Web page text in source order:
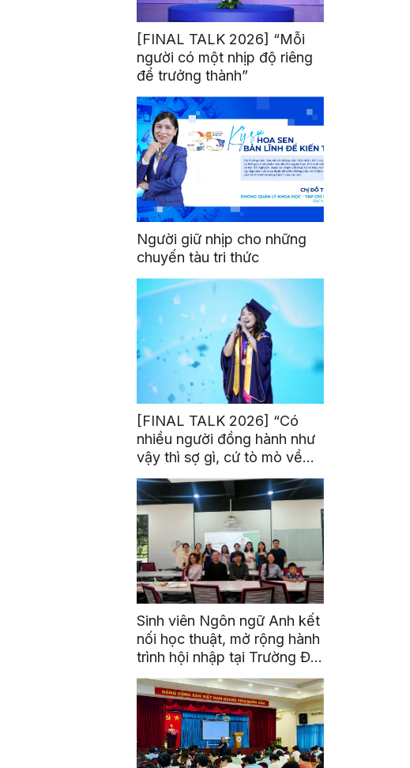
[FINAL TALK 2026] “Mỗi
người có một nhịp độ riêng
để trưởng thành”
Người giữ nhịp cho những
chuyến tàu tri thức
[FINAL TALK 2026] “Có
nhiều người đồng hành như
vậy thì sợ gì, cứ tò mò về
thế giới thôi”
Sinh viên Ngôn ngữ Anh kết
nối học thuật, mở rộng hành
trình hội nhập tại Trường Đại
học Quốc gia Malaysia